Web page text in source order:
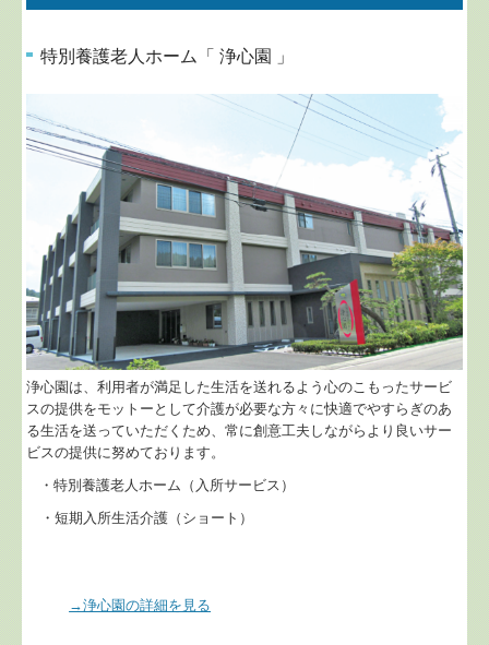
特別養護老人ホーム「 浄心園 」
浄心園は、利用者が満足した生活を送れるよう心のこもったサービ
スの提供をモットーとして介護が必要な方々に快適でやすらぎのあ
る生活を送っていただくため、常に創意工夫しながらより良いサー
ビスの提供に努めております。
・特別養護老人ホーム（入所サービス）
・短期入所生活介護（ショート）
→浄心園の詳細を見る